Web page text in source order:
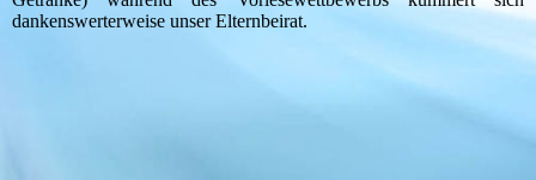
dankenswerterweise unser Elternbeirat.